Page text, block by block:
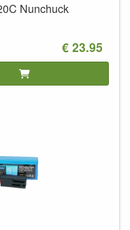
Nunchuck
€ 23.95